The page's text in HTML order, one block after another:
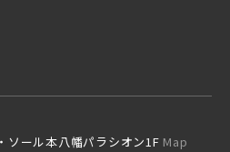
ール本八幡パラシオン1F Map